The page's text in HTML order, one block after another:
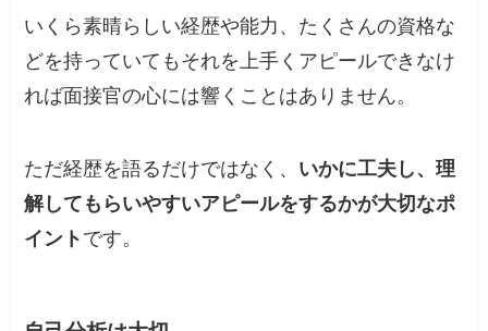
いくら素晴らしい経歴や能力、たくさんの資格な
どを持っていてもそれを上手くアピールできなけ
れば面接官の心には響くことはありません。
ただ経歴を語るだけではなく、 いかに工夫し、理
解してもらいやすいアピールをするかが大切なポ
イント です。